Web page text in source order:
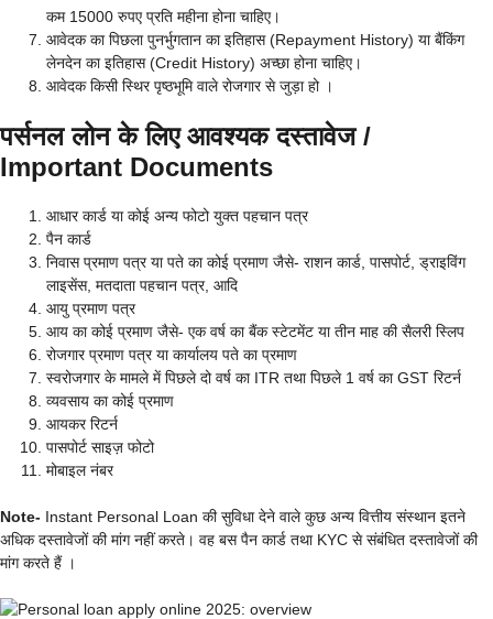
कम 15000 रुपए प्रति महीना होना चाहिए।
आवेदक का पिछला पुनर्भुगतान का इतिहास (Repayment History) या बैंकिंग
लेनदेन का इतिहास (Credit History) अच्छा होना चाहिए।
आवेदक किसी स्थिर पृष्ठभूमि वाले रोजगार से जुड़ा हो ।
पर्सनल लोन के लिए आवश्यक दस्तावेज /
Important Documents
आधार कार्ड या कोई अन्य फोटो युक्त पहचान पत्र
पैन कार्ड
निवास प्रमाण पत्र या पते का कोई प्रमाण जैसे- राशन कार्ड, पासपोर्ट, ड्राइविंग
लाइसेंस, मतदाता पहचान पत्र, आदि
आयु प्रमाण पत्र
आय का कोई प्रमाण जैसे- एक वर्ष का बैंक स्टेटमेंट या तीन माह की सैलरी स्लिप
रोजगार प्रमाण पत्र या कार्यालय पते का प्रमाण
स्वरोजगार के मामले में पिछले दो वर्ष का ITR तथा पिछले 1 वर्ष का GST रिटर्न
व्यवसाय का कोई प्रमाण
आयकर रिटर्न
पासपोर्ट साइज़ फोटो
मोबाइल नंबर
Note- Instant Personal Loan की सुविधा देने वाले कुछ अन्य वित्तीय संस्थान इतने
अधिक दस्तावेजों की मांग नहीं करते। वह बस पैन कार्ड तथा KYC से संबंधित दस्तावेजों की
मांग करते हैं ।